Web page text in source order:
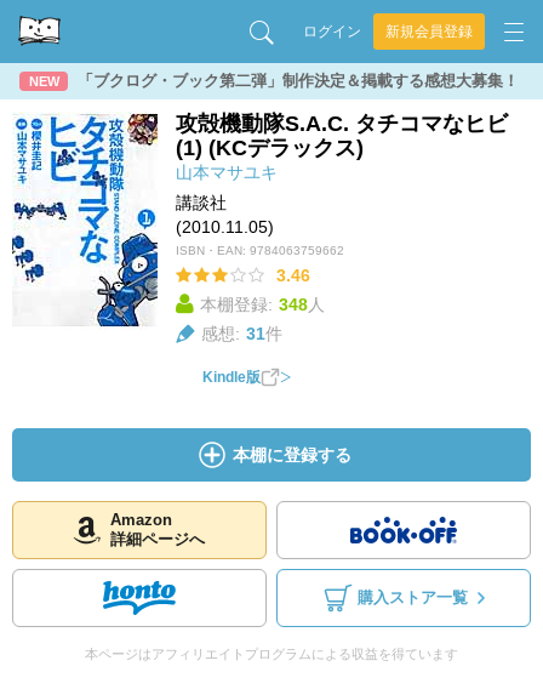
ログイン 新規会員登録
NEW 「ブクログ・ブック第二弾」制作決定＆掲載する感想大募集！
攻殻機動隊S.A.C. タチコマなヒビ
(1) (KCデラックス)
山本マサユキ
講談社
(2010.11.05)
ISBN・EAN: 9784063759662
3.46
本棚登録: 348人
感想: 31件
Kindle版
本棚に登録する
Amazon
詳細ページへ
購入ストア一覧
本ページはアフィリエイトプログラムによる収益を得ています